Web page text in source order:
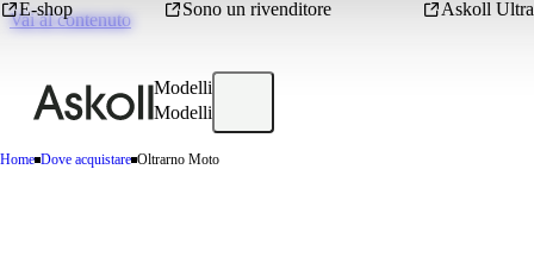
Vai al contenuto
E-shop Sono un rivenditore Askoll Ultra
Modelli
Modelli
Home Dove acquistare Oltrarno Moto